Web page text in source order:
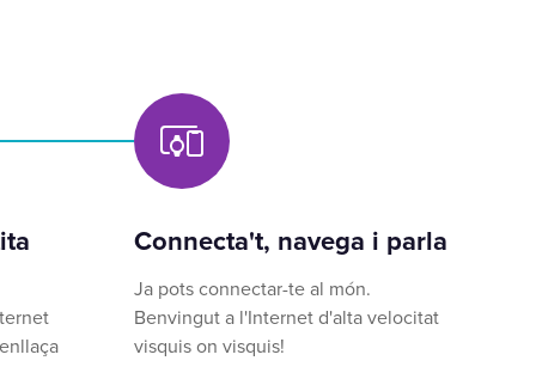
Connecta't, navega i parla
Ja pots connectar-te al món.
Benvingut a l'Internet d'alta velocitat
visquis on visquis!